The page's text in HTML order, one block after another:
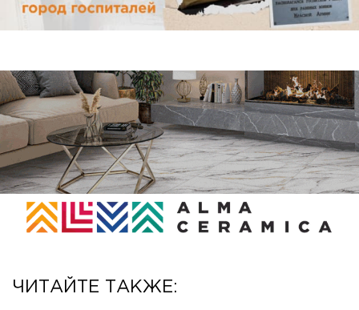
ЧИТАЙТЕ ТАКЖЕ: